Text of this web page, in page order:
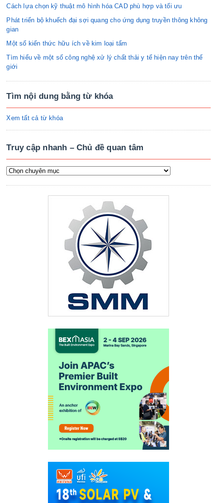
Cách lựa chọn kỹ thuật mô hình hóa CAD phù hợp và tối ưu
Phát triển bộ khuếch đại sợi quang cho ứng dụng truyền thông không
gian
Một số kiến thức hữu ích về kim loại tấm
Tìm hiểu về một số công nghệ xử lý chất thải y tế hiện nay trên thế
giới
Tìm nội dung bằng từ khóa
Xem tất cả từ khóa
Truy cập nhanh – Chủ đề quan tâm